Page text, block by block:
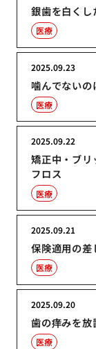
銀歯を白くし
医療
噛んでない
2025.09.23
医療
矯正中・ブリ
フロス
2025.09.22
医療
保険適用の差
2025.09.21
医療
歯の痒みを放
2025.09.20
医療